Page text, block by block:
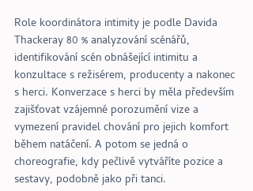
Role koordinátora intimity je podle Davida
Thackeray 80 % analyzování scénářů,
identifikování scén obnášející intimitu a
konzultace s režisérem, producenty a nakonec
s herci. Konverzace s herci by měla především
zajišťovat vzájemné porozumění vize a
vymezení pravidel chování pro jejich komfort
během natáčení. A potom se jedná o
choreografie, kdy pečlivě vytváříte pozice a
sestavy, podobně jako při tanci.